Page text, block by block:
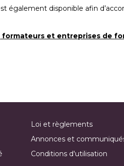
également disponible afin
formateurs et entreprises de
Loi et règlements
Annonces et
Conditions d'utilisation